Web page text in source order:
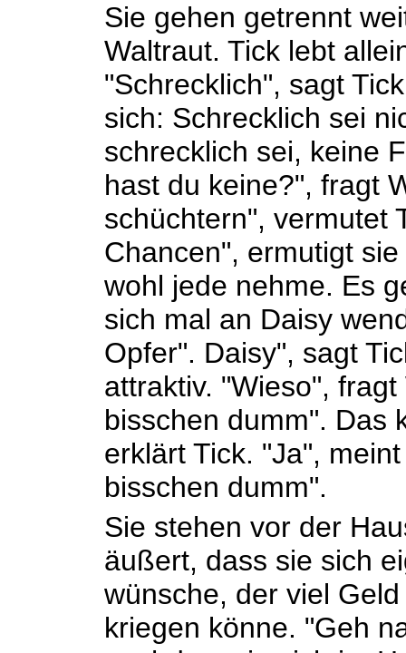
Sie gehen getrennt
Waltraut. Tick lebt
"Schrecklich", sagt
sich: Schrecklich sei
schrecklich sei, keine
hast du keine?", fragt
schüchtern", vermutet
Chancen", ermutigt
wohl jede nehme. Es
sich mal an Daisy
Opfer". Daisy", sagt
attraktiv. "Wieso",
bisschen dumm". Das
erklärt Tick. "Ja",
bisschen dumm".
Sie stehen vor der
äußert, dass sie sich
wünsche, der viel
kriegen könne. "Geh